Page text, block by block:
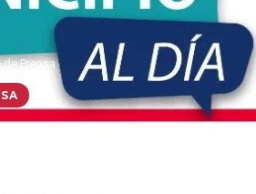
Prensa